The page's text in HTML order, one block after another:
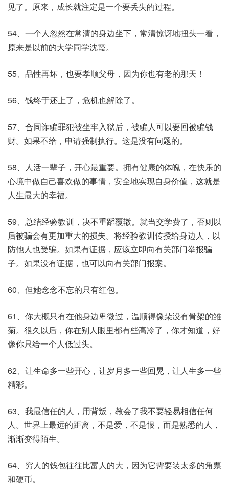
见了。原来，成长就注定是一个要丢失的过程。
54、一个人忽然在常清的身边坐下，常清惊讶地扭头一看，
原来是以前的大学同学沈霞。
55、品性再坏，也要孝顺父母，因为你也有老的那天！
56、钱终于还上了，危机也解除了。
57、合同诈骗罪犯被坐牢入狱后，被骗人可以要回被骗钱
财。如果不给，申请强制执行。这是没有问题的。
58、人活一辈子，开心最重要。拥有健康的体魄，在快乐的
心境中做自己喜欢做的事情，安全地实现自身价值，这就是
人生最大的幸福。
59、总结经验教训，决不重蹈覆辙。就当交学费了，否则以
后被骗会有更加重大的损失。将经验教训传授给身边人，以
防他人也受骗。如果有证据，应该立即向有关部门举报骗
子。如果没有证据，也可以向有关部门报案。
60、但她念念不忘的只有红包。
61、你大概只有在他身边卑微过，温顺得像朵没有骨架的雏
菊。很久以后，你在别人眼里都有些高冷了，你才知道，好
像你只给一个人低过头。
62、让生命多一些开心，让岁月多一些回晃，让人生多一些
精彩。
63、我最信任的人，用背叛，教会了我不要轻易相信任何
人。世界上最远的距离，不是爱，不是恨，而是熟悉的人，
渐渐变得陌生。
64、穷人的钱包往往比富人的大，因为它需要装太多的角票
和硬币。